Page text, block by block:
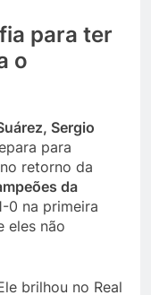
para ter
o
Sergio
para
retorno da
da
0 na primeira
eles não
brilhou no Real